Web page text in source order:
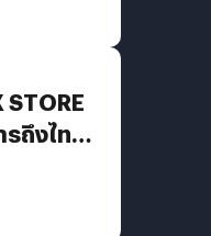
STORE
ถึงไทย